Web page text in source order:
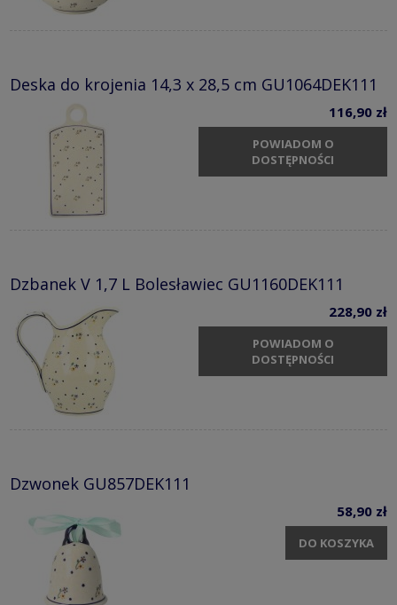
Deska do krojenia 14,3 x 28,5 cm GU1064DEK111
116,90 zł
POWIADOM O
DOSTĘPNOŚCI
Dzbanek V 1,7 L Bolesławiec GU1160DEK111
228,90 zł
POWIADOM O
DOSTĘPNOŚCI
Dzwonek GU857DEK111
58,90 zł
DO KOSZYKA